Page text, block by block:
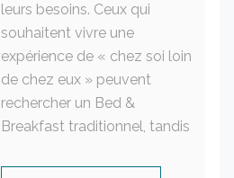
leurs besoins. Ceux qui
souhaitent vivre une
expérience de « chez soi loin
de chez eux » peuvent
rechercher un Bed &
Breakfast traditionnel, tandis